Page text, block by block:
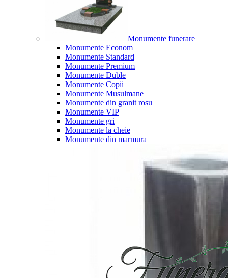
Monumente funerare
Monumente Econom
Monumente Standard
Monumente Premium
Monumente Duble
Monumente Copii
Monumente Musulmane
Monumente din granit rosu
Monumente VIP
Monumente gri
Monumente la cheie
Monumente din marmura